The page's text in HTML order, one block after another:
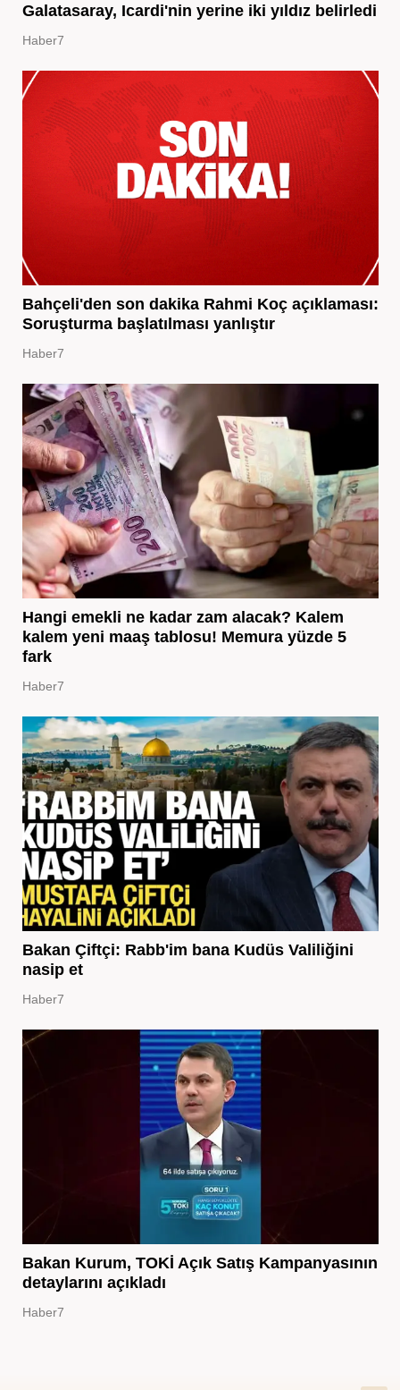
Galatasaray, Icardi'nin yerine iki yıldız belirledi
Haber7
Bahçeli'den son dakika Rahmi Koç açıklaması:
Soruşturma başlatılması yanlıştır
Haber7
Hangi emekli ne kadar zam alacak? Kalem
kalem yeni maaş tablosu! Memura yüzde 5
fark
Haber7
Bakan Çiftçi: Rabb'im bana Kudüs Valiliğini
nasip et
Haber7
Bakan Kurum, TOKİ Açık Satış Kampanyasının
detaylarını açıkladı
Haber7